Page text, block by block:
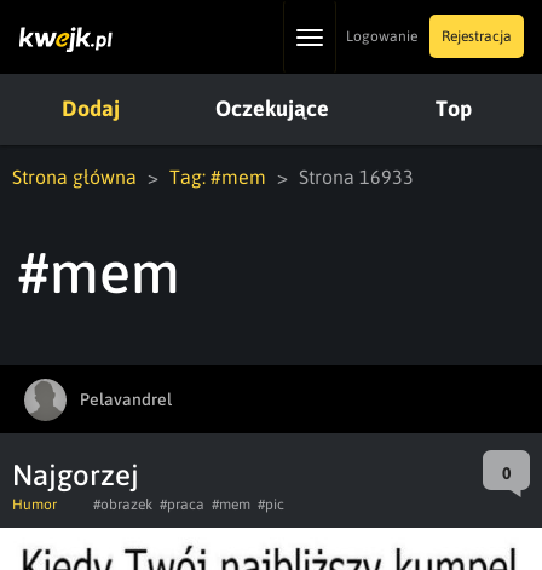
ToggleLogowanie Rejestracja
Dodaj Oczekujące Top
Strona główna Tag: #mem Strona 16933
#mem
Pelavandrel
Najgorzej 0
Humor #obrazek #praca #mem #pic